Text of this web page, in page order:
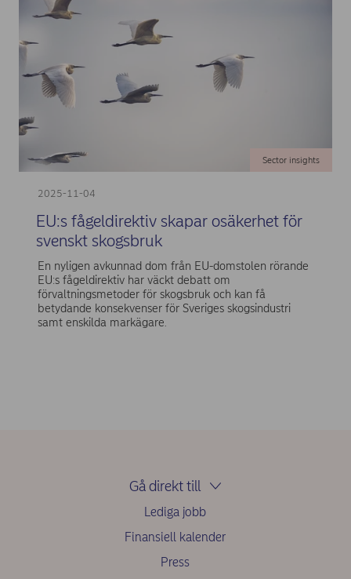
2025-11-04
Sector insights
EU:s fågeldirektiv skapar osäkerhet för
svenskt skogsbruk
En nyligen avkunnad dom från EU-domstolen rörande
EU:s fågeldirektiv har väckt debatt om
förvaltningsmetoder för skogsbruk och kan få
betydande konsekvenser för Sveriges skogsindustri
samt enskilda markägare.
Gå direkt till
Lediga jobb
Finansiell kalender
Press